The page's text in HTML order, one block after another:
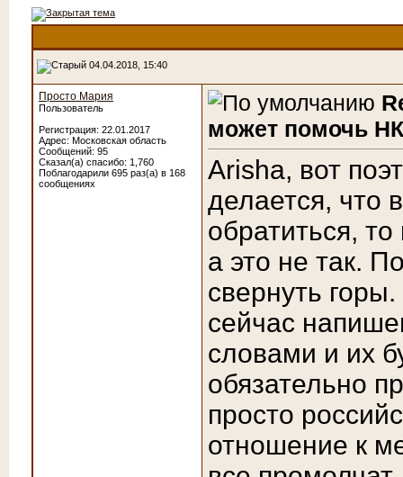
04.04.2018, 15:40
Просто Мария
Пользователь
Регистрация: 22.01.2017
Адрес: Московская область
Сообщений: 95
Сказал(а) спасибо: 1,760
Поблагодарили 695 раз(а) в 168
сообщениях
может помочь
Arisha, вот
делается, что
обратиться,
а это не так.
свернуть
сейчас
словами и их
обязательно
просто
отношение к